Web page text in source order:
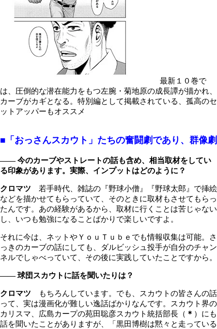
最新１０巻で
は、圧倒的な潜在能力をもつ左腕・菊地原の成長譚が描かれ、
カーブがカギとなる。特別編として掲載されている、孤高のセ
ットアッパーもオススメ
■「おっさんスカウト」たちの奮闘劇であり、群像劇
―― 今のカーブやストレートの話も含め、相当取材をしてい
る印象があります。実際、インプットはどのように？
クロマツ 若手時代、雑誌の『野球小僧』『野球太郎』で挿絵
などを描かせてもらっていて、そのときに取材もさせてもらっ
たんです。あの経験があるから、取材に行くことは苦じゃない
し、いつも勉強になることばかりで楽しいですよ。
それに今は、ネットやＹｏｕＴｕｂｅでも情報収集は可能。さ
っきのカーブの話にしても、ダルビッシュ投手が自分のチャン
ネルでしゃべっていて、その後に実践していたことですから。
―― 球団スカウトに話を聞いたりは？
クロマツ もちろんしています。でも、スカウトの皆さんの話
って、実は漫画化が難しい逸話ばかりなんです。スカウト界の
カリスマ、広島カープの苑田聡彦スカウト統括部長（ ＊ ）にも
話を聞いたことがありますが、「黒田博樹は黙々と走っている